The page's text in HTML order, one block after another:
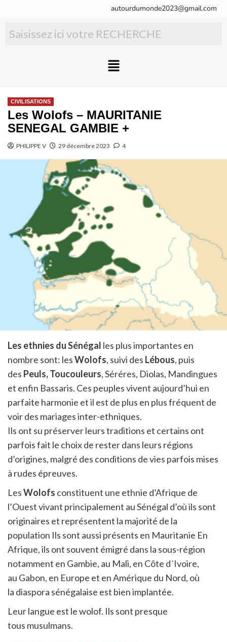
autourdumonde2023@gmail.com
CIVILISATIONS
Les Wolofs – MAURITANIE
SENEGAL GAMBIE +
PHILIPPE V 29 décembre 2023 4
Les ethnies du Sénégal les plus importantes en
nombre sont: lesWolofs, suivi des Lébous, puis
des Peuls,Toucouleurs, Séréres, Diolas, Mandingues
et enfin Bassaris. Ces peuples vivent aujourd’hui en
parfaite harmonie et il est de plus en plus fréquent de
voir des mariages inter-ethniques.
Ils ont su préserver leurs traditions et certains ont
parfois fait le choix de rester dans leurs régions
d’origines, malgré des conditions de vies parfois mises
à rudes épreuves.
LesWolofs constituent une ethnie d’Afrique de
l’Ouest vivant principalement au Sénégal d’où ils sont
originaires et représentent la majorité de la
population Ils sont aussi présents en Mauritanie En
Afrique, ils ont souvent émigré dans la sous-région
notamment en Gambie, au Mali, en Côte d´Ivoire,
au Gabon, en Europe et en Amérique du Nord, où
la diaspora sénégalaise est bien implantée.
Leur langue est le wolof. Ils sont presque
tous musulmans.